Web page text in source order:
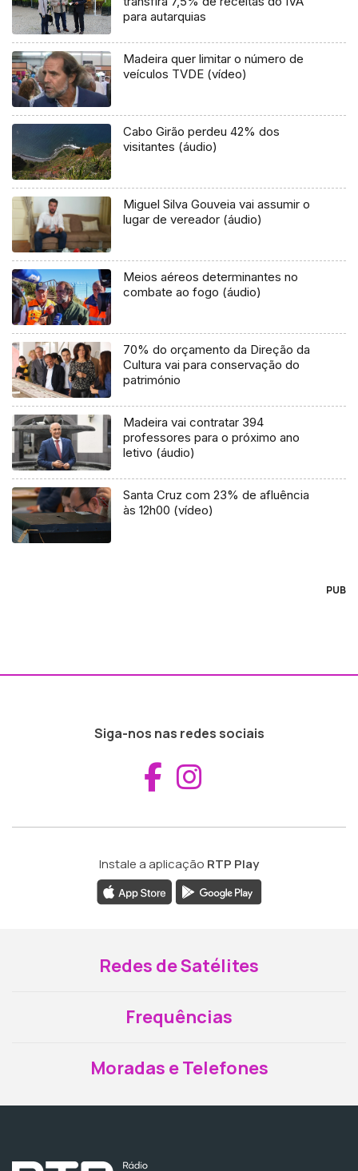
para autarquias
Madeira quer limitar o número de
veículos TVDE (vídeo)
Cabo Girão perdeu 42% dos
visitantes (áudio)
Miguel Silva Gouveia vai assumir o
lugar de vereador (áudio)
Meios aéreos determinantes no
combate ao fogo (áudio)
70% do orçamento da Direção da
Cultura vai para conservação do
património
Madeira vai contratar 394
professores para o próximo ano
letivo (áudio)
Santa Cruz com 23% de afluência
às 12h00 (vídeo)
PUB
Siga-nos nas redes sociais
Aceder ao
Instale a aplicação RTP Play
Redes de Satélites
Frequências
Moradas e Telefones